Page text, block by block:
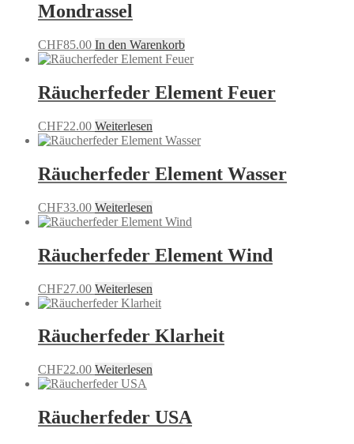
Mondrassel
CHF85.00 In den Warenkorb
Räucherfeder Element Feuer
CHF22.00 Weiterlesen
Räucherfeder Element Wasser
CHF33.00 Weiterlesen
Räucherfeder Element Wind
CHF27.00 Weiterlesen
Räucherfeder Klarheit
CHF22.00 Weiterlesen
Räucherfeder USA